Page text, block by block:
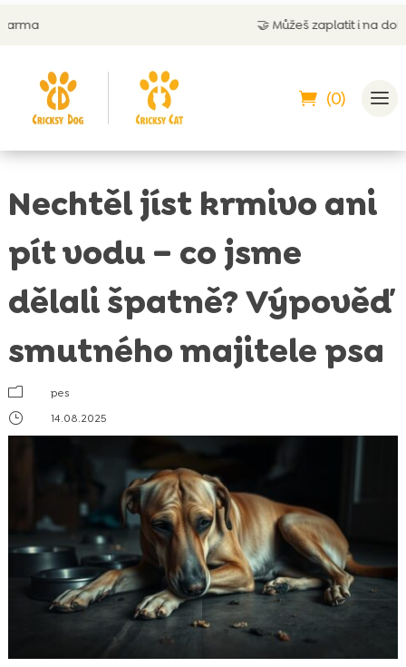
Můžeš zaplatit i na dobírku
(0)
Nechtěl jíst krmivo ani
pít vodu – co jsme
dělali špatně? Výpověď
smutného majitele psa
m
pes
}
14.08.2025